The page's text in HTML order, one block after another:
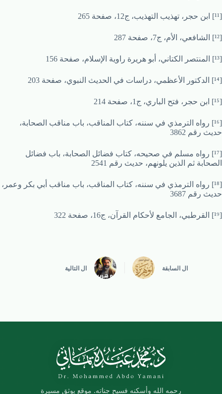
[¹¹] ابن حجر، تهذيب التهذيب، ج12، صفحة 265
[¹²] الشافعي، الأم، ج7، صفحة 287
[¹³] المنتصر الكتاني، أبو هريرة راوية الإسلام، صفحة 156
[¹⁴] الدكتور الأعظمي، دراسات في الحديث النبوي، صفحة 203
[¹⁵] ابن حجر، فتح الباري، ج1، صفحة 214
[¹⁶] رواه الترمذي في سننه، كتاب المناقب، باب مناقب الصحابة،
حديث رقم 3862
[¹⁷] رواه مسلم في صحيحه، كتاب فضائل الصحابة، باب فضائل
الصحابة ثم الذين يلونهم، حديث رقم 2541
[¹⁸] رواه الترمذي في سننه، كتاب المناقب، باب مناقب أبي بكر وعمر،
حديث رقم 3687
[¹⁹] القرطبي، الجامع لأحكام القرآن، ج16، صفحة 322
ال السابقة ال التالية
رحمه الله وأسكنه فسيح جناته. موقع يوثق مسيرة